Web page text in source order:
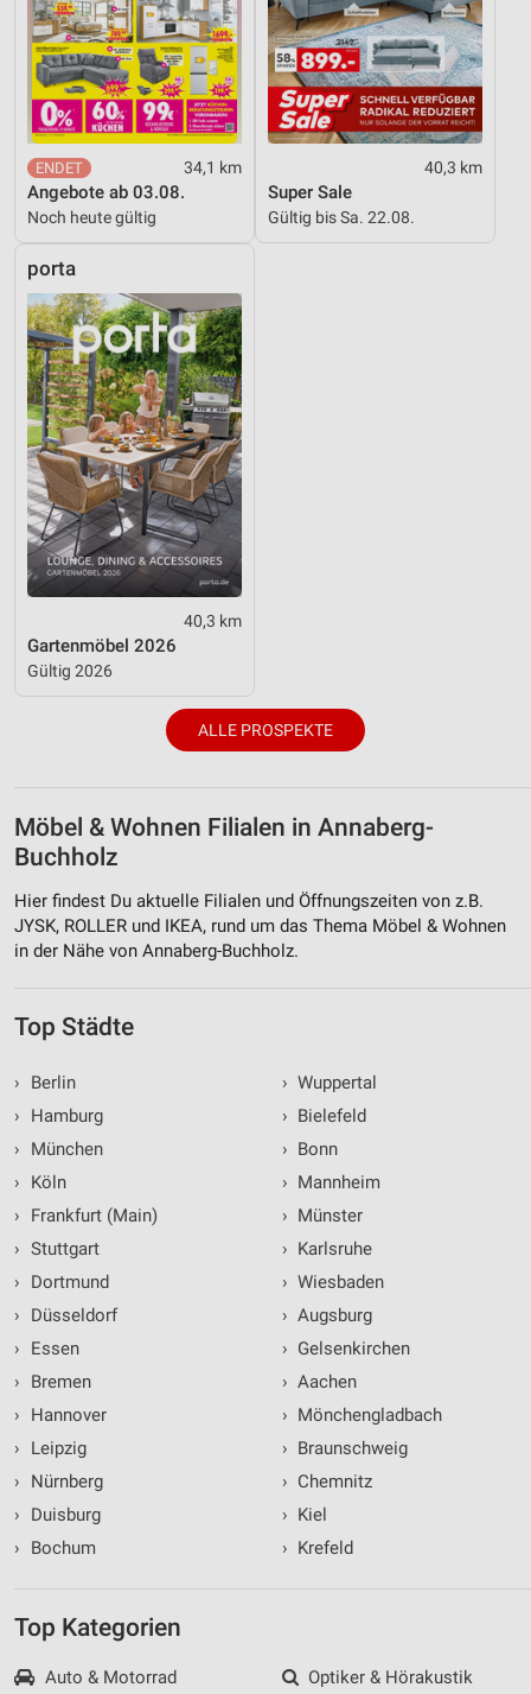
34,1 km
Angebote ab 03.08.
Noch heute gültig
40,3 km
Super Sale
Gültig bis Sa. 22.08.
porta
40,3 km
Gartenmöbel 2026
Gültig 2026
ALLE PROSPEKTE
Möbel & Wohnen Filialen in Annaberg-
Buchholz
Hier findest Du aktuelle Filialen und Öffnungszeiten von z.B.
JYSK, ROLLER und IKEA, rund um das Thema Möbel & Wohnen
in der Nähe von Annaberg-Buchholz.
Top Städte
›
Berlin
›
Hamburg
›
München
›
Köln
›
Frankfurt (Main)
› Stuttgart
›
Dortmund
›
Düsseldorf
›
Essen
›
Bremen
›
Hannover
›
Leipzig
›
Nürnberg
›
Duisburg
›
Bochum
› Wuppertal
› Bielefeld
› Bonn
› Mannheim
› Münster
› Karlsruhe
› Wiesbaden
› Augsburg
› Gelsenkirchen
› Aachen
› Mönchengladbach
› Braunschweig
› Chemnitz
› Kiel
› Krefeld
Top Kategorien
Auto & Motorrad
Optiker & Hörakustik